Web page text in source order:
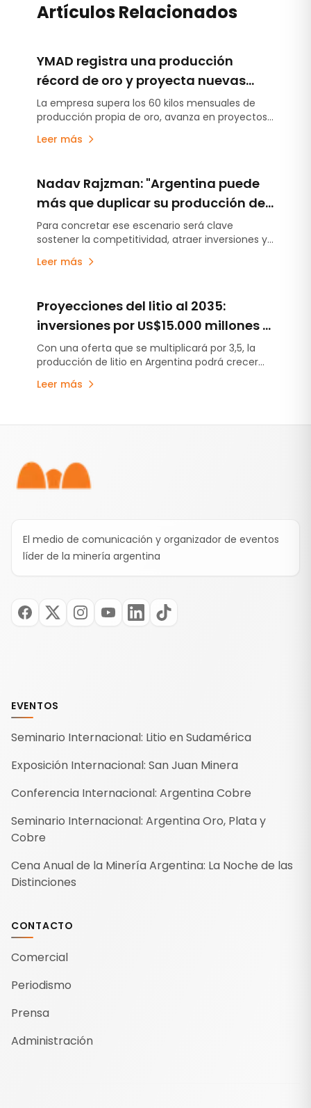
Artículos Relacionados
YMAD registra una producción
récord de oro y proyecta nuevas
inversiones en exploración y energía
La empresa supera los 60 kilos mensuales de
producción propia de oro, avanza en proyectos
exploratorios y analiza iniciativas energéticas
para fortalecer su desarrollo futuro.
Leer más
Nadav Rajzman: "Argentina puede
más que duplicar su producción de
litio al 2035"
Para concretar ese escenario será clave
sostener la competitividad, atraer inversiones y
consolidar un marco de previsibilidad, afirmó el
economista jefe de CAEM.
Leer más
Proyecciones del litio al 2035:
inversiones por US$15.000 millones y
una producción récord de 407.000
toneladas
Con una oferta que se multiplicará por 3,5, la
producción de litio en Argentina podrá crecer
hasta 254% hacia 2035, impulsada por nuevas
inversiones y la expansión de los principales
Leer más
El medio de comunicación y organizador de eventos
líder de la minería argentina
EVENTOS
Seminario Internacional: Litio en Sudamérica
Exposición Internacional: San Juan Minera
Conferencia Internacional: Argentina Cobre
Seminario Internacional: Argentina Oro, Plata y
Cobre
Cena Anual de la Minería Argentina: La Noche de las
Distinciones
CONTACTO
Comercial
Periodismo
Prensa
Administración